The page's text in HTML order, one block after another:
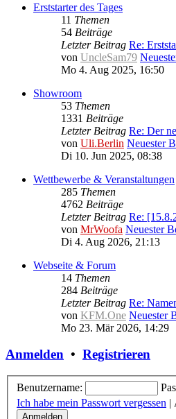
Erststarter des Tages
11 Themen
54 Beiträge
Letzter Beitrag Re:
von UncleSam79
Mo 4. Aug 2025, 16:50
Showroom
53 Themen
1331 Beiträge
Letzter Beitrag Re: Der
von Uli.Berlin Neuester
Di 10. Jun 2025, 08:38
Wettbewerbe & Veranstaltungen
285 Themen
4762 Beiträge
Letzter Beitrag Re:
von MrWoofa Neuester
Di 4. Aug 2026, 21:13
Webseite & Forum
14 Themen
284 Beiträge
Letzter Beitrag Re:
von KFM.One Neuester
Mo 23. Mär 2026, 14:29
Anmelden • Registrieren
Benutzername:
Ich habe mein Passwort vergessen |